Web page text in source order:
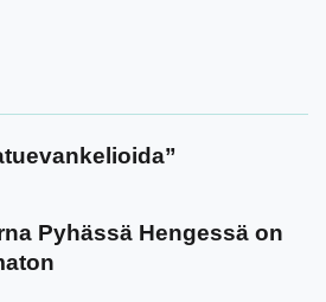
Pyhässä Hengessä on